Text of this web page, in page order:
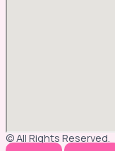
© All Rights Reserved.